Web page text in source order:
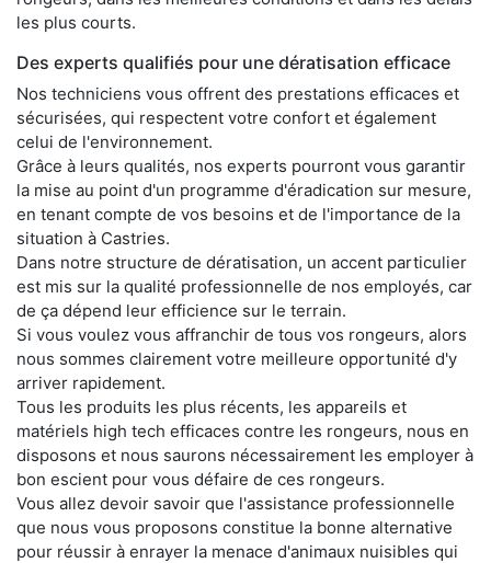
les plus courts.
Des experts qualifiés pour une dératisation efficace
Nos techniciens vous offrent des prestations efficaces et
sécurisées, qui respectent votre confort et également
celui de l'environnement.
Grâce à leurs qualités, nos experts pourront vous garantir
la mise au point d'un programme d'éradication sur mesure,
en tenant compte de vos besoins et de l'importance de la
situation à Castries.
Dans notre structure de dératisation, un accent particulier
est mis sur la qualité professionnelle de nos employés, car
de ça dépend leur efficience sur le terrain.
Si vous voulez vous affranchir de tous vos rongeurs, alors
nous sommes clairement votre meilleure opportunité d'y
arriver rapidement.
Tous les produits les plus récents, les appareils et
matériels high tech efficaces contre les rongeurs, nous en
disposons et nous saurons nécessairement les employer à
bon escient pour vous défaire de ces rongeurs.
Vous allez devoir savoir que l'assistance professionnelle
que nous vous proposons constitue la bonne alternative
pour réussir à enrayer la menace d'animaux nuisibles qui